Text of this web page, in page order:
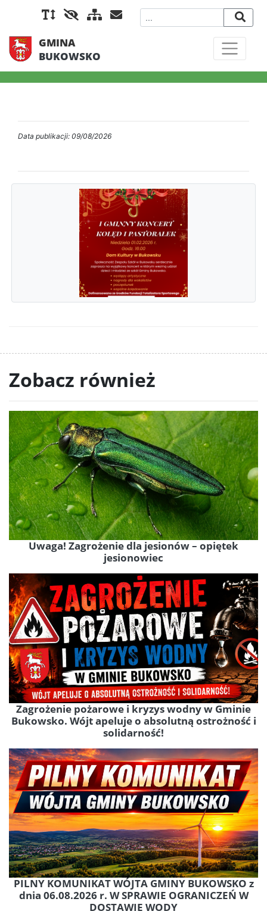
GMINA
BUKOWSKO
Data publikacji: 09/08/2026
Zobacz również
Uwaga! Zagrożenie dla jesionów – opiętek
jesionowiec
Zagrożenie pożarowe i kryzys wodny w Gminie
Bukowsko. Wójt apeluje o absolutną ostrożność i
solidarność!
PILNY KOMUNIKAT WÓJTA GMINY BUKOWSKO z
dnia 06.08.2026 r. W SPRAWIE OGRANICZEŃ W
DOSTAWIE WODY